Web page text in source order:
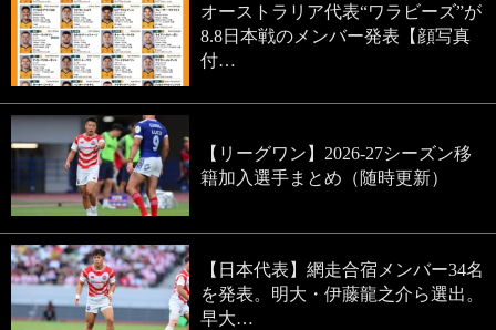
オーストラリア代表“ワラビーズ”が
8.8日本戦のメンバー発表【顔写真
付…
【リーグワン】2026-27シーズン移
籍加入選手まとめ（随時更新）
【日本代表】網走合宿メンバー34名
を発表。明大・伊藤龍之介ら選出。
早大…